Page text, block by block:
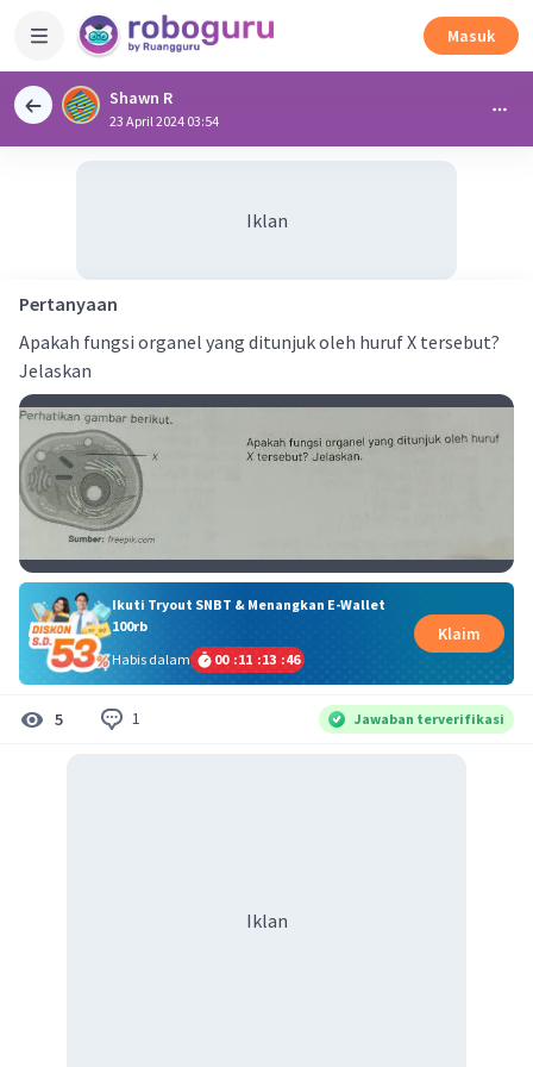
Masuk
Shawn R
23 April 2024 03:54
Iklan
Pertanyaan
Apakah fungsi organel yang ditunjuk oleh huruf X tersebut?
Jelaskan
Ikuti Tryout SNBT & Menangkan E-Wallet
100rb
Habis dalam
00 :11 :13 :46
Klaim
5 1 Jawaban terverifikasi
Iklan